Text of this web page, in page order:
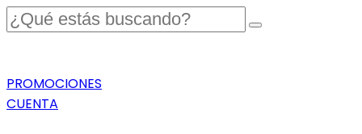
PROMOCIONES
CUENTA